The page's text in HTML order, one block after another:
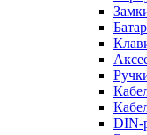
DIN-